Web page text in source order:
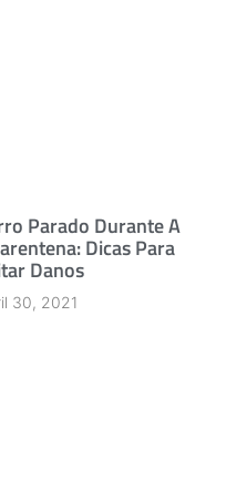
Parado Durante A
Dicas Para
Danos
30, 2021